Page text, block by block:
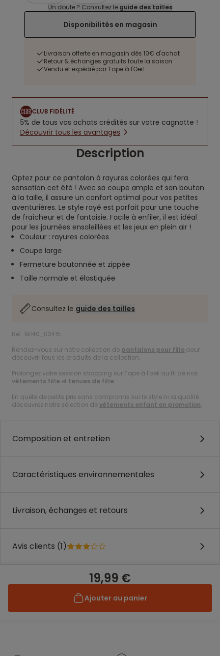
Un doute ? Consultez le guide des tailles
Disponibilités en magasin
Livraison offerte en magasin dès 10€ d'achat
Retour & échanges gratuits toute la saison
Vendu et expédié par Tape à l'Oeil
CLUB FIDÉLITÉ
5% de tous vos achats crédités sur votre cagnotte !
Découvrir tous les avantages
Description
Optez pour ce pantalon à rayures colorées qui fera
sensation cet été ! Avec sa coupe ample et son bouton
à la taille, il assure un confort optimal pour vos petites
aventurières. Le style rayé est parfait pour une touche
de fraîcheur et de fantaisie. Facile à enfiler, il est idéal
pour les journées ensoleillées et les jeux en plein air !
Couleur : rayures colorées
Coupe large
Fermeture boutonnée et zippée
Taille normale et élastiquée
Consultez le guide des tailles
Ref. 19140_03415
Rendez-vous sur notre collection de pantalons pour fille pour
découvrir tous les produits de la collection.
Prolongez votre session shopping sur Tape à l'oeil au fil de nos
vêtements fille et tenues de fille.
En quête de petits prix sans compromis sur le style ni la qualité :
découvrez notre sélection devêtements enfant en promotion.
Composition et entretien
Caractéristiques environnementales
Livraison, échanges et retours
Avis clients (1)
19,99 €
Ajouter au panier